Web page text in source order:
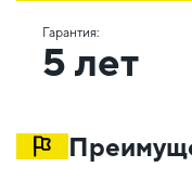
Гарантия:
5 лет